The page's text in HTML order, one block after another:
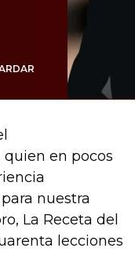
quien en pocos
nuestra
La Receta del
lecciones